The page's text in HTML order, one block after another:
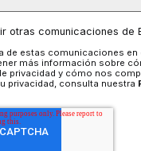
otras comunicaciones de
de estas comunicaciones en
más información sobre
privacidad y cómo nos
privacidad, consulta nuestra